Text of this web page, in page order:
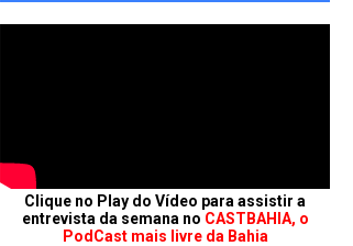
Clique no Play do Vídeo para assistir a
entrevista da semana no CASTBAHIA, o
PodCast mais livre da Bahia